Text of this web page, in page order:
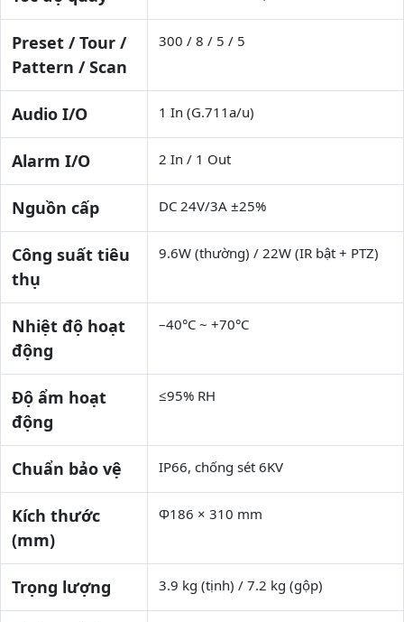
Preset / Tour /
Pattern / Scan
300 / 8 / 5 / 5
Audio I/O 1 In (G.711a/u)
Alarm I/O 2 In / 1 Out
Nguồn cấp DC 24V/3A ±25%
Công suất tiêu
thụ
9.6W (thường) / 22W (IR bật + PTZ)
Nhiệt độ hoạt
động
–40°C ~ +70°C
Độ ẩm hoạt
động
≤95% RH
Chuẩn bảo vệ IP66, chống sét 6KV
Kích thước
(mm)
Φ186 × 310 mm
Trọng lượng 3.9 kg (tịnh) / 7.2 kg (gộp)